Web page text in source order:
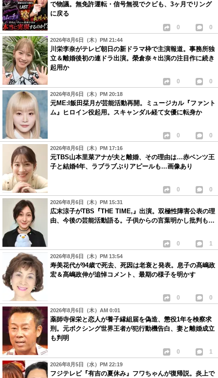
で物議。無免許運転・信号無視でクビも、3ヶ月でリング
に戻る
0 0
2026年8月6日（木）PM 21:44
川栄李奈がテレビ朝日の新ドラマ枠で主演報道。事務所独
立＆離婚後初の連ドラ出演。榮倉奈々出演の注目作に続き
起用か
0 0
2026年8月6日（木）PM 20:18
元ME:I飯田栞月が芸能活動再開。ミュージカル『ファント
ム』ヒロイン役起用。スキャンダル経て女優に転身か
0 0
2026年8月6日（木）PM 17:16
元TBS山本里菜アナが夫と離婚、その理由は…赤ベンツ王
子と結婚4年、ラブラブぶりアピールも…画像あり
0 0
2026年8月6日（木）PM 15:31
広末涼子がTBS『THE TIME,』出演。双極性障害公表の理
由、今後の芸能活動語る。子供からの言葉明かし批判も…
0 1
2026年8月6日（木）PM 13:54
寿美花代が94歳で死去、死因は老衰と発表。息子の髙嶋政
宏＆髙嶋政伸が追悼コメント、最期の様子を明かす
0 0
2026年8月6日（木）AM 0:01
薬師寺保栄と恋人が養子縁組届を偽造、懲役1年を検察求
刑。元ボクシング世界王者が犯行動機告白、妻と離婚成立
も判明
0 1
2026年8月5日（水）PM 22:19
フジテレビ『有吉の夏休み』フワちゃんが復帰説。炎上で